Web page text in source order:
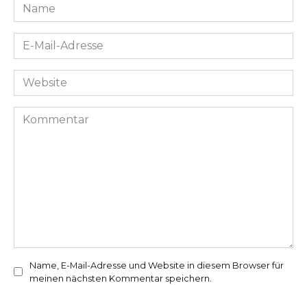
Name
*
E-
Mail-
Adresse
Website
Kommentar
Name, E-Mail-Adresse und Website in diesem Browser für
meinen nächsten Kommentar speichern.